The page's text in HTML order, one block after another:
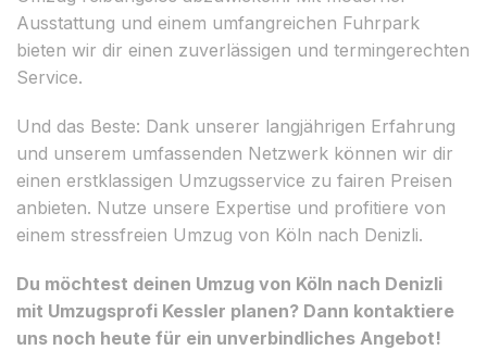
Ausstattung und einem umfangreichen Fuhrpark
bieten wir dir einen zuverlässigen und termingerechten
Service.
Und das Beste: Dank unserer langjährigen Erfahrung
und unserem umfassenden Netzwerk können wir dir
einen erstklassigen Umzugsservice zu fairen Preisen
anbieten. Nutze unsere Expertise und profitiere von
einem stressfreien Umzug von Köln nach Denizli.
Du möchtest deinen Umzug von Köln nach Denizli
mit Umzugsprofi Kessler planen? Dann kontaktiere
uns noch heute für ein unverbindliches Angebot!